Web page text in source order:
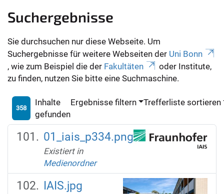
Suchergebnisse
Sie durchsuchen nur diese Webseite. Um
Suchergebnisse für weitere Webseiten der Uni Bonn
, wie zum Beispiel die der Fakultäten
oder Institute,
zu finden, nutzen Sie bitte eine Suchmaschine.
358
Inhalte
gefunden
Ergebnisse filtern Trefferliste sortieren
01_iais_p334.png
Existiert in
Medienordner
IAIS.jpg